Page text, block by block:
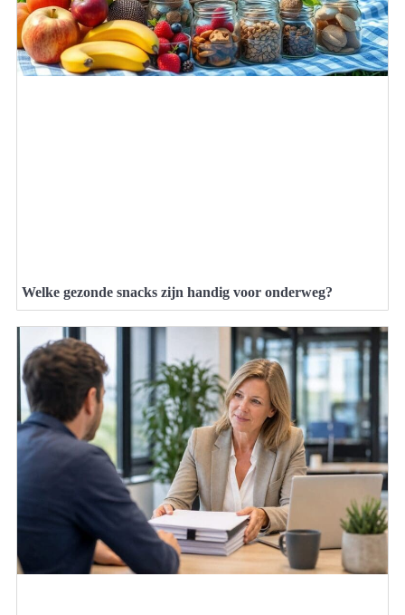
Welke gezonde snacks zijn handig voor onderweg?